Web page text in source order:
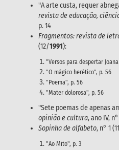
"A arte custa, requer
revista de educação,
p. 14
Fragmentos: revista de
(12/1991):
"Versos para despertar
"O mágico herético", p. 56
"Poema", p. 56
"Mater dolorosa", p. 56
"Sete poemas de apenas
opinião e cultura, ano IV,
Sopinha de alfabeto, n° 1
"Ao Mito", p. 3